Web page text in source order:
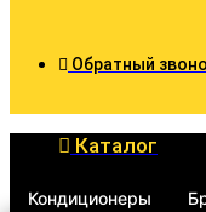
Обратный
Каталог
Кондиционеры